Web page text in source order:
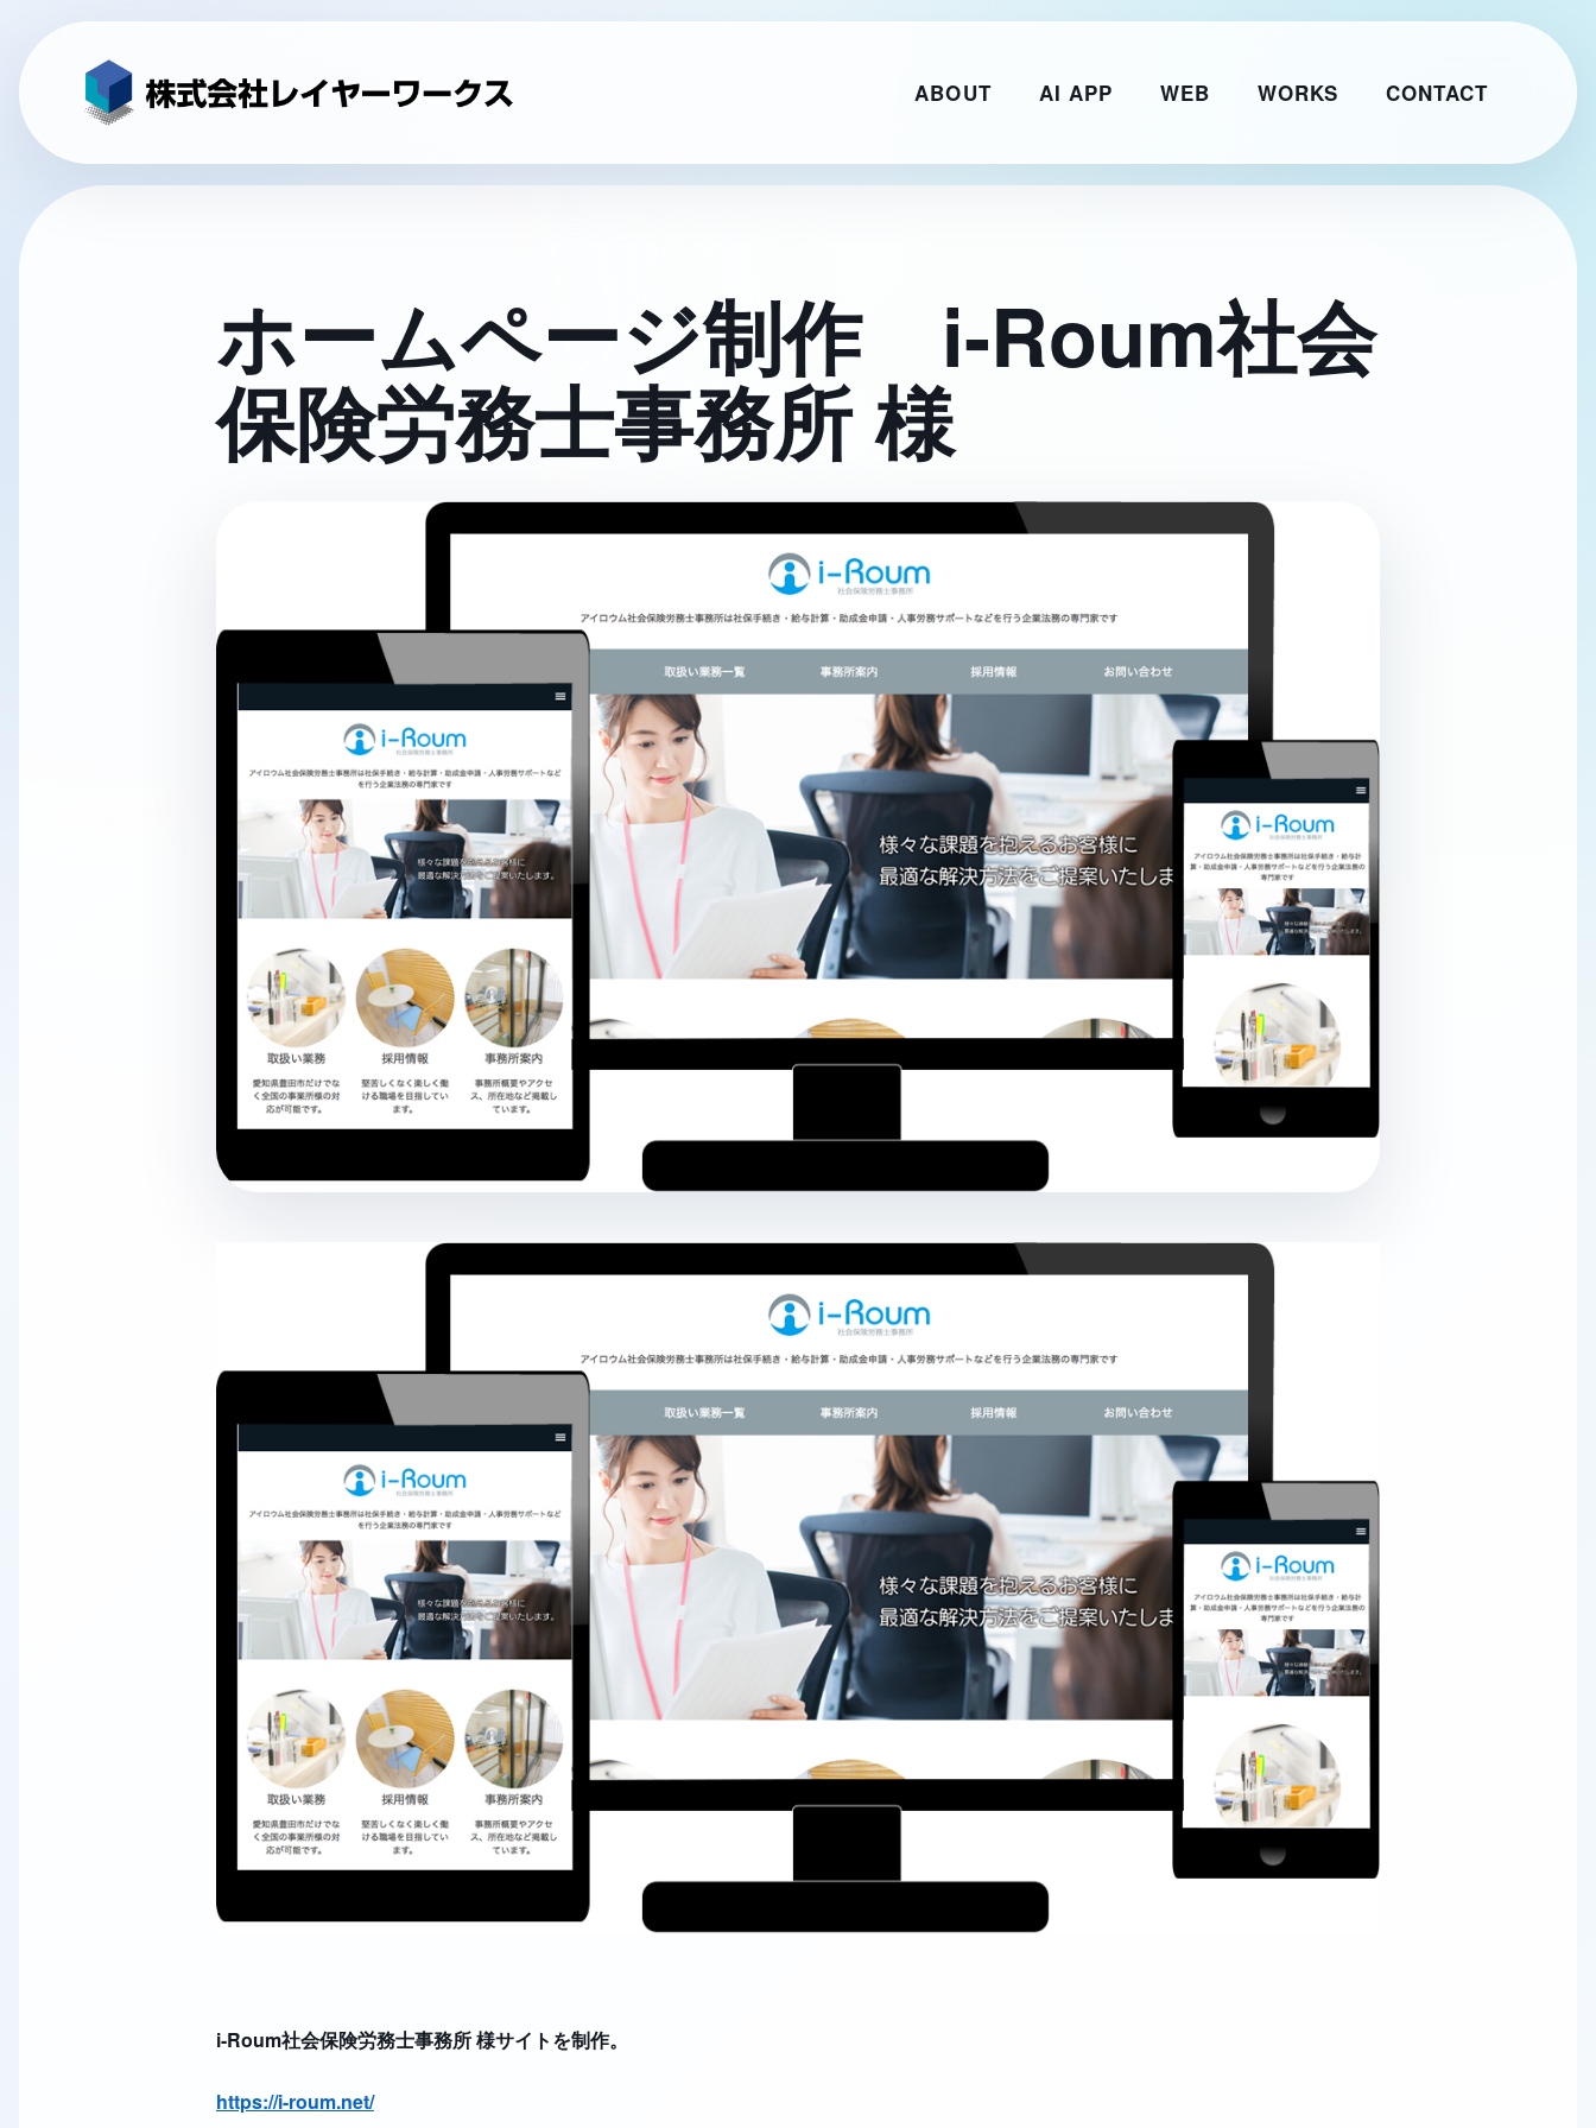
ABOUT AI APP WEB WORKS CONTACT
ホームページ制作 i-Roum社会
保険労務士事務所 様
i-Roum社会保険労務士事務所 様サイトを制作。
https://i-roum.net/